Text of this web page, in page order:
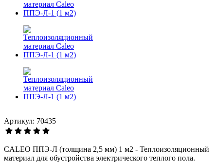
Артикул: 70435
CALEO ППЭ-Л (толщина 2,5 мм) 1 м2 - Теплоизоляционный
материал для обустройства электрического теплого пола.